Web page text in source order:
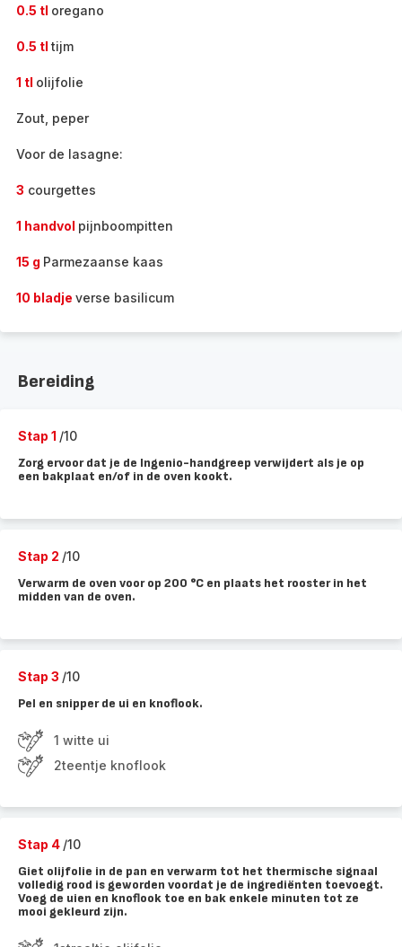
0.5 tl oregano
0.5 tl tijm
1 tl olijfolie
Zout, peper
Voor de lasagne:
3 courgettes
1 handvol pijnboompitten
15 g Parmezaanse kaas
10 bladje verse basilicum
Bereiding
Stap 1 /10
Zorg ervoor dat je de Ingenio-handgreep verwijdert als je op
een bakplaat en/of in de oven kookt.
Stap 2 /10
Verwarm de oven voor op 200 °C en plaats het rooster in het
midden van de oven.
Stap 3 /10
Pel en snipper de ui en knoflook.
1 witte ui
2teentje knoflook
Stap 4 /10
Giet olijfolie in de pan en verwarm tot het thermische signaal
volledig rood is geworden voordat je de ingrediënten toevoegt.
Voeg de uien en knoflook toe en bak enkele minuten tot ze
mooi gekleurd zijn.